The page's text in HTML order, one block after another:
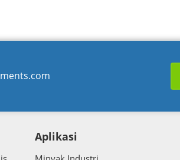
Aplikasi